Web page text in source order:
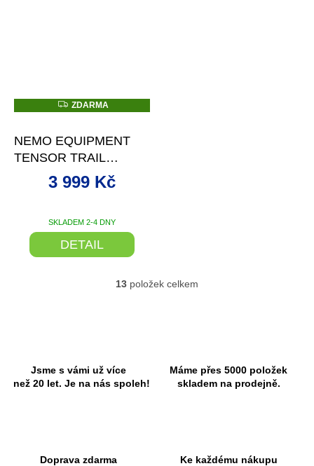
Z
D
M
A
ZDARMA
NEMO EQUIPMENT
TENSOR TRAIL
REGULAR MUMMY
NAFUKOVACÍ
SKLADEM 2-4 DNY
3 999 Kč
DETAIL
O
13 položek celkem
Jsme s vámi už více
než 20 let. Je na nás spoleh!
Máme přes 5000 položek
skladem na prodejně.
Doprava zdarma
Ke každému nákupu